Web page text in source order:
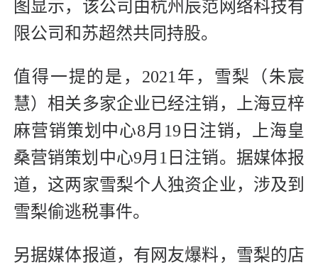
图显示，该公司由杭州辰范网络科技有
限公司和苏超然共同持股。
值得一提的是，2021年，雪梨（朱宸
慧）相关多家企业已经注销，上海豆梓
麻营销策划中心8月19日注销，上海皇
桑营销策划中心9月1日注销。据媒体报
道，这两家雪梨个人独资企业，涉及到
雪梨偷逃税事件。
另据媒体报道，有网友爆料，雪梨的店